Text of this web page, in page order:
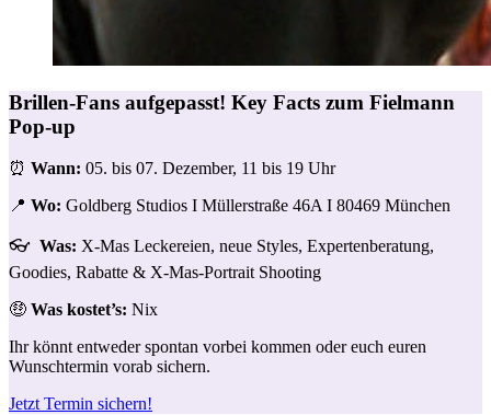
Brillen-Fans aufgepasst! Key Facts zum Fielmann
Pop-up
⏰ Wann: 05. bis 07. Dezember, 11 bis 19 Uhr
📍 Wo: Goldberg Studios I Müllerstraße 46A I 80469 München
👓 Was: X-Mas Leckereien, neue Styles, Expertenberatung,
Goodies, Rabatte & X-Mas-Portrait Shooting
🤑 Was kostet’s: Nix
Ihr könnt entweder spontan vorbei kommen oder euch euren
Wunschtermin vorab sichern.
Jetzt Termin sichern!